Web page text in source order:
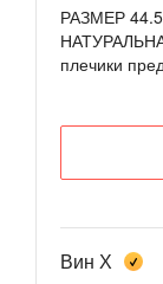
РАЗМЕР
плечики
Вин Х